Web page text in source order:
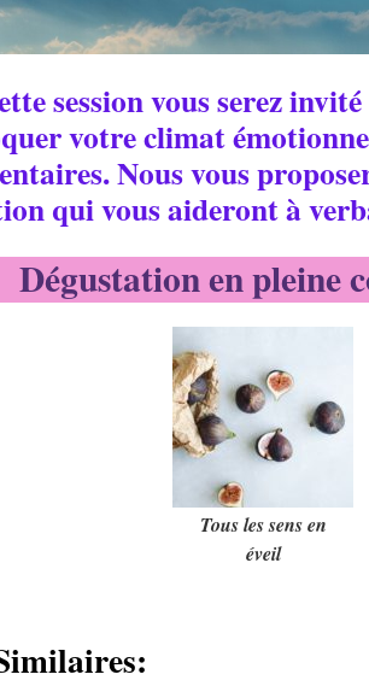
session vous serez
votre climat
Nous vous
qui vous aideront à
Dégustation en pleine
Tous les sens en
éveil